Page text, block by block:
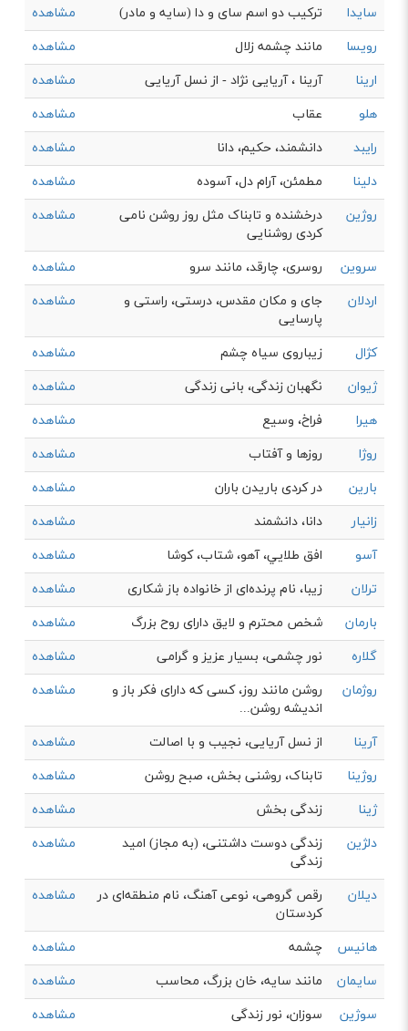
سایدا
ترکیب دو اسم سای و دا (سایه و مادر)
مشاهده
رویسا
مانند چشمه زلال
مشاهده
ارینا
آرینا ، آریایی نژاد - از نسل آریایی
مشاهده
هلو
عقاب
مشاهده
رایبد
دانشمند، حکیم، دانا
مشاهده
دلینا
مطمئن، آرام دل، آسوده
مشاهده
روژین
درخشنده و تابناک مثل روز روشن نامی
کردی روشنایی
مشاهده
سروین روسری، چارقد، مانند سرو
مشاهده
اردلان
جای و مكان مقدس، درستی، راستی و
پارسایی
مشاهده
کژال زيباروی سياه چشم
مشاهده
ژیوان
نگهبان زندگی، بانی زندگی
مشاهده
هیرا
فراخ، وسیع
مشاهده
روژا
روزها و آفتاب
مشاهده
بارین
در كردی باريدن باران
مشاهده
زانیار
دانا، دانشمند
مشاهده
آسو
افق طلايي، آهو، شتاب، كوشا
مشاهده
ترلان
زیبا، نام پرنده‌ای از خانواده باز شکاری
مشاهده
بارمان
شخص محترم و لایق دارای روح بزرگ
مشاهده
گلاره
نور چشمی، بسیار عزیز و گرامی
مشاهده
روژمان
روشن مانند روز، کسی که دارای فکر باز و
اندیشه روشن...
مشاهده
آرینا از نسل آریایی، نجیب و با اصالت
مشاهده
روژینا
تابناک، روشنی بخش، صبح روشن
مشاهده
ژینا
زندگی بخش
مشاهده
دلژین
زندگی دوست داشتنی، (به مجاز) امید
زندگی
مشاهده
دیلان
رقص گروهی، نوعی آهنگ، نام منطقه‌ای در
کردستان
مشاهده
هانیس چشمه
مشاهده
سایمان
مانند سایه، خان بزرگ، محاسب
مشاهده
سوژین
سوزان، نور زندگی مشاهده